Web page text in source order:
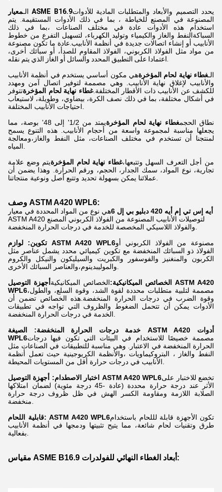
الـ معيار ASME B16.9يحدد التصميم والأبعاد والمتطلبات المادية للأدوات
المصنوعة في المصنع للخياطة ، بما في ذلك الأدوات المستقيمة. يتم
استخدام هذه الأدوات عادة في مختلف الصناعات ،بما في ذلك
السباكةالنفط والغاز والكيمياء وتوليد الكهرباء، لتسهيل التفرع من خطوط
الأنابيب أو إنشاء اتصالات جديدة في أنظمة الأنابيب.عادة ما تكون مصنوعة
من مواد مثل الفولاذ الكربوني، الفولاذ المقاوم للصدأ، أو سبائك أخرى،
الـغطاء نهاية لحام المؤخرةهي مكون أساسي يستخدم في أنظمة الأنابيب
والأنابيب لإغلاق نهاية الأنابيب. وهي مصممة لتوفير اتصال آمن ومهدد
للكشف عن الأنابيب ذات الأقطار المختلفة.غطاء نهاية لحام المؤخرةتتوفر
في أشكال مختلفة، بما في ذلك نصف الكرة، بيضاوي، وطويلة، لاستيعاب
نطاق الحجمغطاء نهاية لحام المؤخرة
يمتد من 1/2' إلى 48' بوصة، مما
يجعلها مناسبة لمجموعة واسعة من أحجام الأنابيب. هذه التنوع يسمح
لمنتجنا أن تستخدم في مختلف الصناعات، مثل النفط والغاز،ومعالجة
من أجل التعرف السهل وتتبعها،غطاء نهاية لحام المؤخرةيتم وضع علامة
تجارية، نوع المواد، سمك الجدار، الحجم، ورقم الحرارة. وهذا يضمن أن
وصف ASTM A420 WPL6:
أيه إس تي إم أيه 420 دبليو بي إل 6
هي نوع من المواد المحددة في معيار
ASTM A420 لتوصيلات الأنابيب المصنوعة من الفولاذ الكربوني المصنع
تكوين: لوازم ASTM A420 WPL6مصنوعة من الفولاذ الكربوني أو
الفولاذ ذو السبائك المنخفضة مع تكوين كيميائي محدد يشمل عناصر مثل
الكربون والمنغنيز والفوسفور والكبريت والسيليكون والنيكل والكروم
الخصائص الميكانيكية:الخصائص الميكانيكية أجهزة التوصيل ASTM A420
WPL6مصممة لتلبية متطلبات محددة لقوة الشد، وقوة السلع، والطول،
وقوة الضرب في درجات الحرارة المنخفضة.هذه الخصائص تضمن أن
الأدوات يمكن أن تتحمل الضغوط والظروف التي تواجه في تطبيقات
خدمة درجات الحرارة المنخفضة: الصيغة ASTM A420
أدوات
WPL6مصممة خصيصًا للاستخدام في البيئات التي تكون فيها درجات
الحرارة المنخفضة في الاعتبار. وهي مناسبة للتطبيقات في الصناعات مثل
النفط والغاز ، البتروكيماويات ،والأنظمة الكريوجينية حيث تعمل أنظمة
اختبار الاصطدام: أجهزة التوصيل ASTM A420 WPL6تخضع للاختبار على
الأثر عند درجة حرارة محددة (عادة -45 درجة مئوية) لضمان امتلاكها
الصلابة اللازمة ومقاومة الكسر الهش في ظل ظروف درجة حرارة
قابلية اللحام: ASTM A420 WPL6تكون الأجهزة قابلة لللحام باستخدام
طرق وتقنيات لحام شائعة، مما يتيح تثبيتها ودمجها في أنظمة الأنابيب
مقياس ASME B16.9 أبعاد الغطاء النهائي للفولدرات: